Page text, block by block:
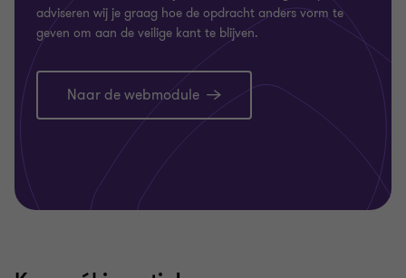
adviseren wij je graag hoe de opdracht anders vorm te
geven om aan de veilige kant te blijven.
Naar de webmodule